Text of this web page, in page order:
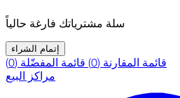
سلة مشترياتك فارغة حالياً
إتمام الشراء
قائمة المقارنة (0)
قائمة المفضّلة (0)
مراكز البيع